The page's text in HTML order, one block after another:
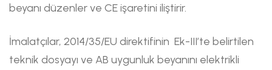
beyanı düzenler ve CE işaretini iliştirir.
İmalatçılar, 2014/35/EU direktifinin Ek-III’te belirtilen
teknik dosyayı ve AB uygunluk beyanını elektrikli